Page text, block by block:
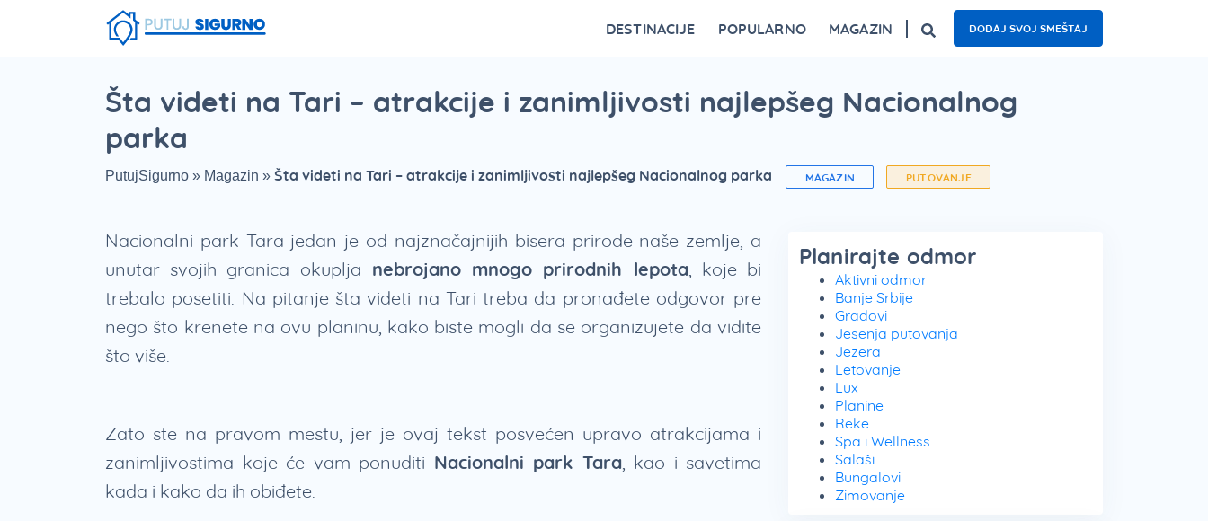
DESTINACIJE POPULARNO MAGAZIN DODAJ SVOJ SMEŠTAJ
Šta videti na Tari – atrakcije i zanimljivosti najlepšeg Nacionalnog
parka
PutujSigurno » Magazin » Šta videti na Tari – atrakcije i zanimljivosti najlepšeg Nacionalnog parka MAGAZIN PUTOVANJE
Nacionalni park Tara jedan je od najznačajnijih bisera prirode naše zemlje, a
unutar svojih granica okuplja nebrojano mnogo prirodnih lepota, koje bi
trebalo posetiti. Na pitanje šta videti na Tari treba da pronađete odgovor pre
nego što krenete na ovu planinu, kako biste mogli da se organizujete da vidite
što više.
Zato ste na pravom mestu, jer je ovaj tekst posvećen upravo atrakcijama i
zanimljivostima koje će vam ponuditi Nacionalni park Tara, kao i savetima
kada i kako da ih obiđete.
Planirajte odmor
Aktivni odmor
Banje Srbije
Gradovi
Jesenja putovanja
Jezera
Letovanje
Lux
Planine
Reke
Spa i Wellness
Salaši
Bungalovi
Zimovanje